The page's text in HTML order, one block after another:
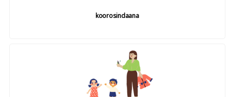
koorosindaana